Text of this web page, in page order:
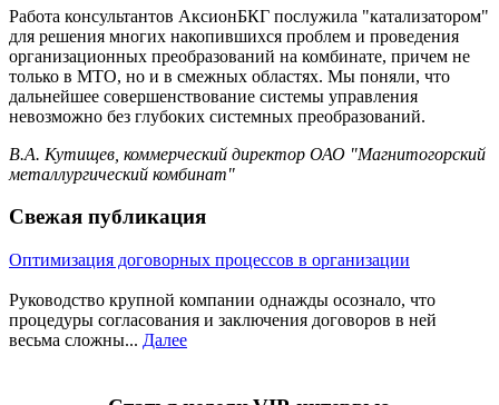
Работа консультантов АксионБКГ послужила "катализатором"
для решения многих накопившихся проблем и проведения
организационных преобразований на комбинате, причем не
только в МТО, но и в смежных областях. Мы поняли, что
дальнейшее совершенствование системы управления
невозможно без глубоких системных преобразований.
В.А. Кутищев, коммерческий директор ОАО "Магнитогорский
металлургический комбинат"
Свежая публикация
Оптимизация договорных процессов в организации
Руководство крупной компании однажды осознало, что
процедуры согласования и заключения договоров в ней
весьма сложны... Далее